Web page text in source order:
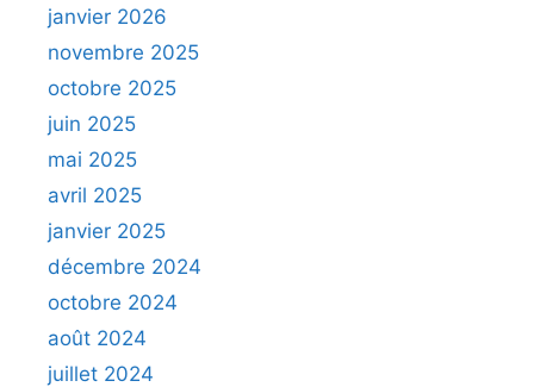
janvier 2026
novembre 2025
octobre 2025
juin 2025
mai 2025
avril 2025
janvier 2025
décembre 2024
octobre 2024
août 2024
juillet 2024